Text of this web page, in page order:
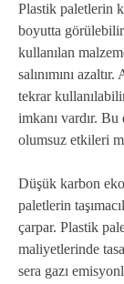
Plastik paletlerin
boyutta
kullanılan
salınımını
tekrar
imkanı vardır. Bu
olumsuz etkileri
Düşük karbon
paletlerin
çarpar. Plastik
maliyetlerinde
sera gazı